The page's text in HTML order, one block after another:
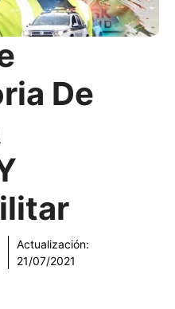
De
Actualización:
21/07/2021